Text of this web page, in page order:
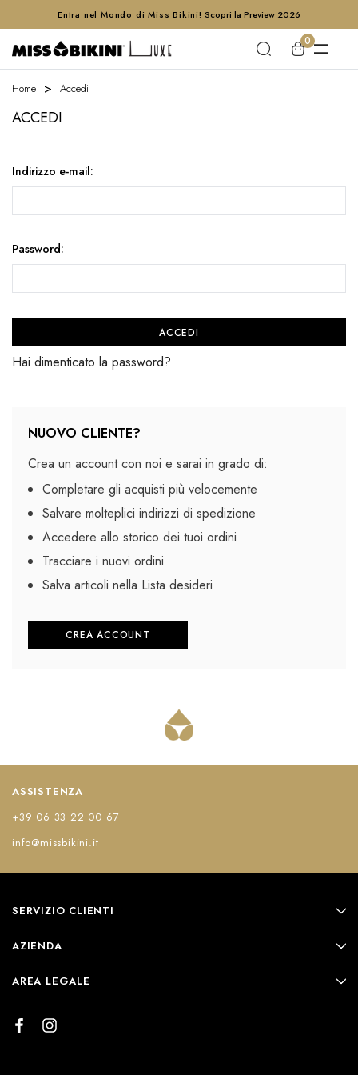
Entra nel Mondo di Miss Bikini! Scopri la Preview 2026
0
Home Accedi
ACCEDI
Indirizzo e-mail:
Password:
Hai dimenticato la password?
NUOVO CLIENTE?
Crea un account con noi e sarai in grado di:
Completare gli acquisti più velocemente
Salvare molteplici indirizzi di spedizione
Accedere allo storico dei tuoi ordini
Tracciare i nuovi ordini
Salva articoli nella Lista desideri
CREA ACCOUNT
ASSISTENZA
+39 06 33 22 00 67
info@missbikini.it
SERVIZIO CLIENTI
AZIENDA
AREA LEGALE